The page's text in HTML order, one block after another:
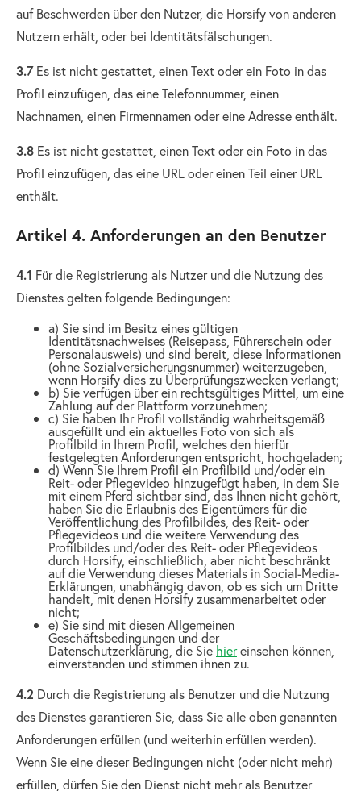
auf Beschwerden über den Nutzer, die Horsify von anderen
Nutzern erhält, oder bei Identitätsfälschungen.
3.7Es ist nicht gestattet, einen Text oder ein Foto in das
Profil einzufügen, das eine Telefonnummer, einen
Nachnamen, einen Firmennamen oder eine Adresse enthält.
3.8 Es ist nicht gestattet, einen Text oder ein Foto in das
Profil einzufügen, das eine URL oder einen Teil einer URL
enthält.
Artikel 4. Anforderungen an den Benutzer
4.1 Für die Registrierung als Nutzer und die Nutzung des
Dienstes gelten folgende Bedingungen:
a) Sie sind im Besitz eines gültigen
Identitätsnachweises (Reisepass, Führerschein oder
Personalausweis) und sind bereit, diese Informationen
(ohne Sozialversicherungsnummer) weiterzugeben,
wenn Horsify dies zu Überprüfungszwecken verlangt;
b) Sie verfügen über ein rechtsgültiges Mittel, um eine
Zahlung auf der Plattform vorzunehmen;
c) Sie haben Ihr Profil vollständig wahrheitsgemäß
ausgefüllt und ein aktuelles Foto von sich als
Profilbild in Ihrem Profil, welches den hierfür
festgelegten Anforderungen entspricht, hochgeladen;
d) Wenn Sie Ihrem Profil ein Profilbild und/oder ein
Reit- oder Pflegevideo hinzugefügt haben, in dem Sie
mit einem Pferd sichtbar sind, das Ihnen nicht gehört,
haben Sie die Erlaubnis des Eigentümers für die
Veröffentlichung des Profilbildes, des Reit- oder
Pflegevideos und die weitere Verwendung des
Profilbildes und/oder des Reit- oder Pflegevideos
durch Horsify, einschließlich, aber nicht beschränkt
auf die Verwendung dieses Materials in Social-Media-
Erklärungen, unabhängig davon, ob es sich um Dritte
handelt, mit denen Horsify zusammenarbeitet oder
nicht;
e) Sie sind mit diesen Allgemeinen
Geschäftsbedingungen und der
Datenschutzerklärung, die Sie hiereinsehen können,
einverstanden und stimmen ihnen zu.
4.2 Durch die Registrierung als Benutzer und die Nutzung
des Dienstes garantieren Sie, dass Sie alle oben genannten
Anforderungen erfüllen (und weiterhin erfüllen werden).
Wenn Sie eine dieser Bedingungen nicht (oder nicht mehr)
erfüllen, dürfen Sie den Dienst nicht mehr als Benutzer